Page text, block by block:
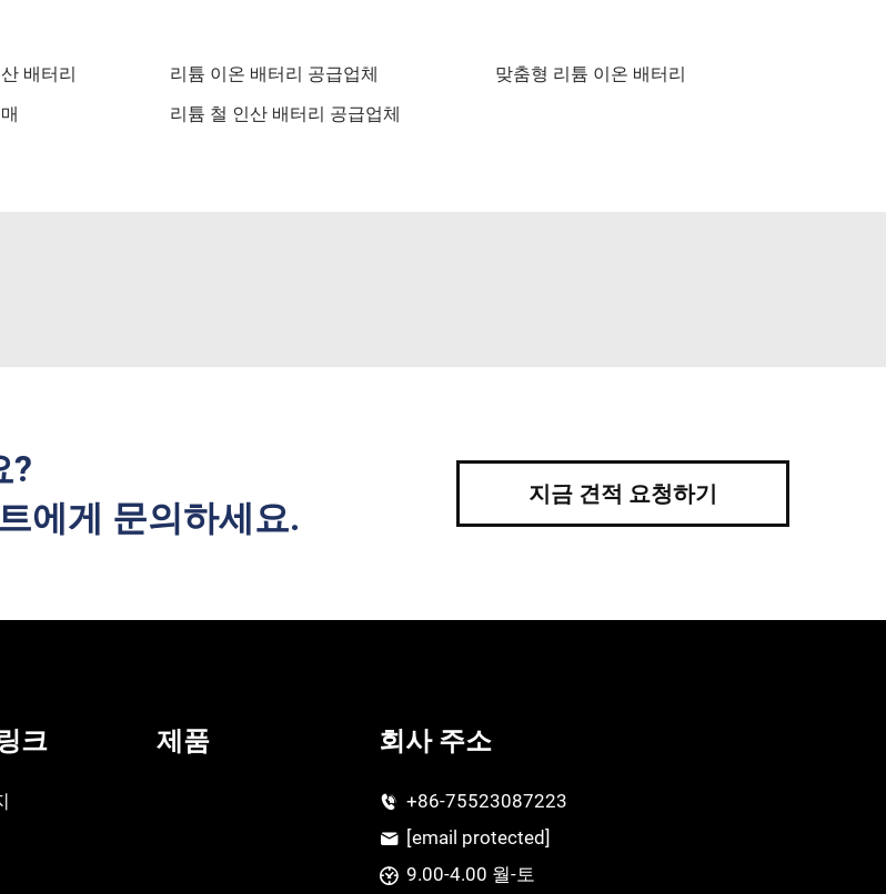
배터리 리튬 이온 배터리 공급업체
맞춤형 리튬 이온 배터리
리튬 철 인산 배터리 공급업체
?
에게 문의하세요.
지금 견적 요청하기
크 제품 회사 주소
+86-75523087223
[email protected]
9.00-4.00 월-토